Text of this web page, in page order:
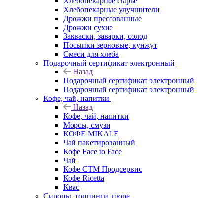
Хлебопекарные улучшители
Дрожжи прессованные
Дрожжи сухие
Закваски, заварки, солод
Посыпки зерновые, кунжут
Смеси для хлеба
Подарочный сертификат электронный
Назад
Подарочный сертификат электронный
Подарочный сертификат электронный
Кофе, чай, напитки
Назад
Кофе, чай, напитки
Морсы, смузи
КОФЕ MIKALE
Чай пакетированный
Кофе Face to Face
Чай
Кофе СТМ Продсервис
Кофе Ricetta
Квас
Сиропы, топпинги, пюре